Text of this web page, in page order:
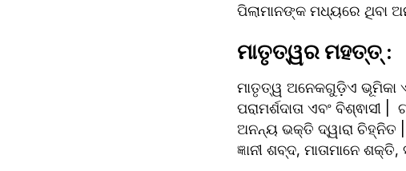
ପିଲାମାନଙ୍କ ମଧ୍ୟରେ ଥିବା
ମାତୃତ୍ୱର ମହତ୍ତ୍ :
ମାତୃତ୍ୱ ଅନେକଗୁଡ଼ିଏ ଭୂମିକା
ପରାମର୍ଶଦାତା ଏବଂ
ଅନନ୍ୟ ଭକ୍ତି ଦ୍ୱାରା ଚିହ୍ନିତ |
ଜ୍ଞାନୀ ଶବ୍ଦ, ମାତାମାନେ